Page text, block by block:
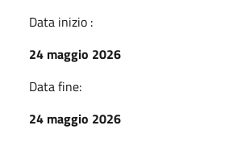
Data inizio :
24 maggio 2026
Data fine:
24 maggio 2026